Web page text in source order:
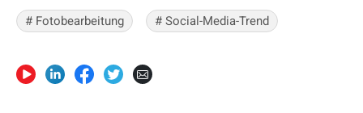
# Fotobearbeitung # Social-Media-Trend